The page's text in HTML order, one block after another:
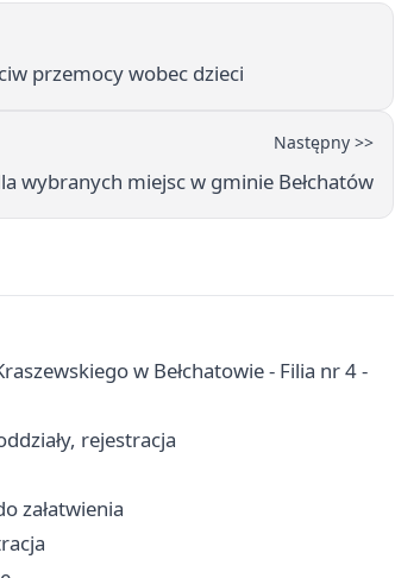
przemocy wobec dzieci
Następny >>
wybranych miejsc w gminie Bełchatów
w Bełchatowie - Filia nr 4 -
rejestracja
załatwienia